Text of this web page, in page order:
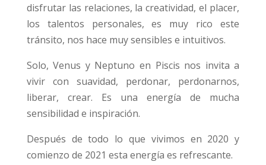
disfrutar las relaciones, la creatividad, el placer,
los talentos personales, es muy rico este
tránsito, nos hace muy sensibles e intuitivos.
Solo, Venus y Neptuno en Piscis nos invita a
vivir con suavidad, perdonar, perdonarnos,
liberar, crear. Es una energía de mucha
sensibilidad e inspiración.
Después de todo lo que vivimos en 2020 y
comienzo de 2021 esta energía es refrescante.